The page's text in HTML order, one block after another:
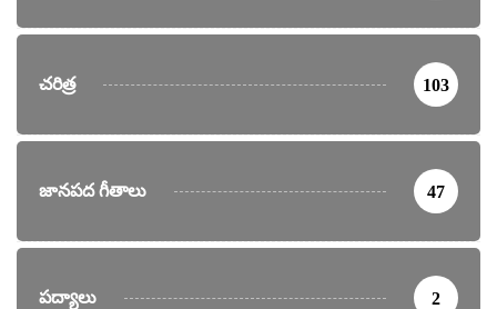
చరిత్ర 103
జానపద గీతాలు 47
పద్యాలు 2